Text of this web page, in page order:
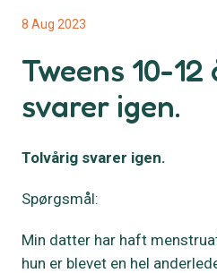
8 Aug 2023
Tweens 10-
svarer igen.
Tolvårig svarer igen.
Spørgsmål:
Min datter har haft
hun er blevet en hel